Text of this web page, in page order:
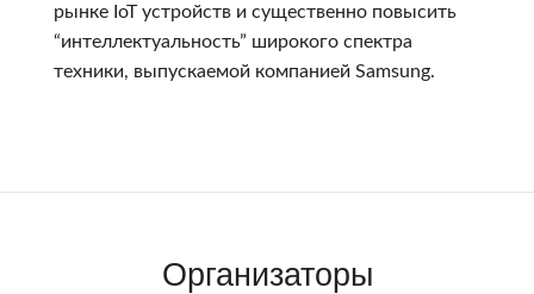
рынке IoT устройств и существенно повысить
“интеллектуальность” широкого спектра
техники, выпускаемой компанией Samsung.
Организаторы